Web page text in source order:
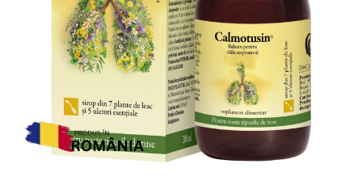
Par si unghii
Probiotice si prebiotice
Sanatate urinara
Sistemul respirator
Ingrijire par
Balsam masca si tratament
Produse cu SPF Pentru Fata